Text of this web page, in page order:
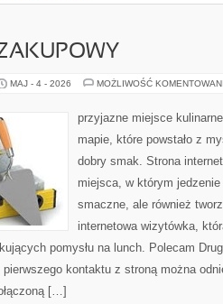
MAJ - 4 - 2026 MOŻLIWOŚĆ
przyjazne miejsce
mapie, które powstało z
dobry smak. Strona
miejsca, w którym
smaczne, ale również
internetowa wizytówka,
pomysłu na lunch. Polecam
kontaktu z stroną można
[…]